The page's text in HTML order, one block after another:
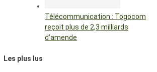
Télécommunication : Togocom
reçoit plus de 2,3 milliards
d’amende
Les plus lus